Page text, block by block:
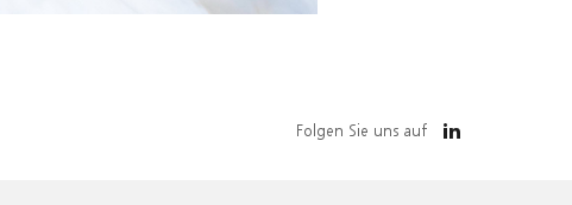
Folgen Sie uns auf